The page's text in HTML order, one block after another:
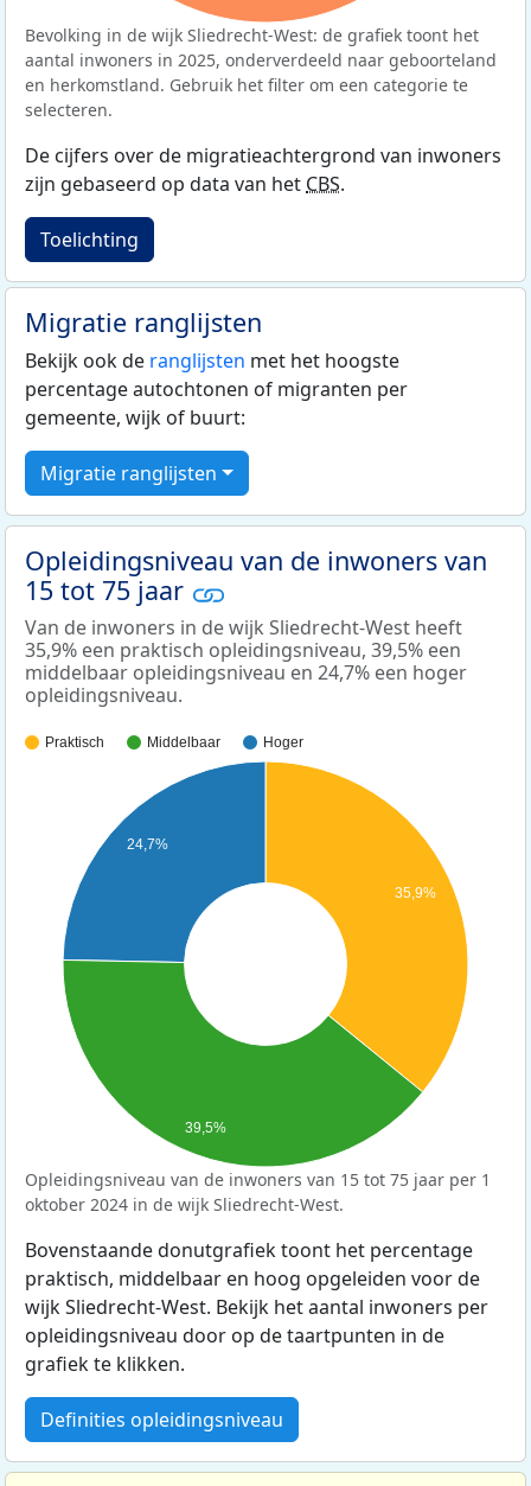
Bevolking in de wijk Sliedrecht-West: de grafiek toont het
aantal inwoners in 2025, onderverdeeld naar geboorteland
en herkomstland. Gebruik het filter om een categorie te
selecteren.
De cijfers over de migratieachtergrond van inwoners
zijn gebaseerd op data van het CBS.
Toelichting
Migratie ranglijsten
Bekijk ook de ranglijsten met het hoogste
percentage autochtonen of migranten per
gemeente, wijk of buurt:
Migratie ranglijsten
Opleidingsniveau van de inwoners van
15 tot 75 jaar
Van de inwoners in de wijk Sliedrecht-West heeft
35,9% een praktisch opleidingsniveau, 39,5% een
middelbaar opleidingsniveau en 24,7% een hoger
opleidingsniveau.
Praktisch Middelbaar Hoger
35,9%
24,7%
39,5%
Opleidingsniveau van de inwoners van 15 tot 75 jaar per 1
oktober 2024 in de wijk Sliedrecht-West.
Bovenstaande donutgrafiek toont het percentage
praktisch, middelbaar en hoog opgeleiden voor de
wijk Sliedrecht-West. Bekijk het aantal inwoners per
opleidingsniveau door op de taartpunten in de
grafiek te klikken.
Definities opleidingsniveau